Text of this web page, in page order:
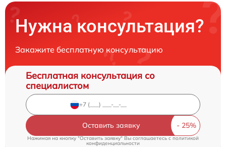
Нужна консультация?
Закажите бесплатную консультацию
Бесплатная консультация со
специалистом
Оставить заявку
Нажимая на кнопку "Оставить заявку" Вы соглашаетесь cполитикой
конфиденциальности